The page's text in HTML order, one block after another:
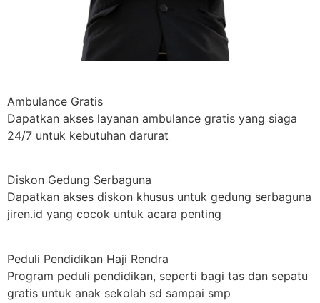
Ambulance Gratis
Dapatkan akses layanan ambulance gratis yang siaga
24/7 untuk kebutuhan darurat
Diskon Gedung Serbaguna
Dapatkan akses diskon khusus untuk gedung serbaguna
jiren.id yang cocok untuk acara penting
Peduli Pendidikan Haji Rendra
Program peduli pendidikan, seperti bagi tas dan sepatu
gratis untuk anak sekolah sd sampai smp